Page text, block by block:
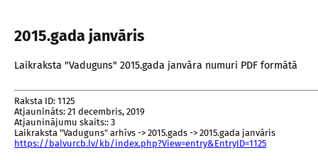
2015.gada janvāris
Laikraksta "Vaduguns" 2015.gada janvāra numuri PDF formātā
Raksta ID: 1125
Atjaunināts: 21 decembris, 2019
Atjauninājumu skaits:: 3
Laikraksta "Vaduguns" arhīvs -> 2015.gads -> 2015.gada janvāris
https://balvurcb.lv/kb/index.php?View=entry&EntryID=1125